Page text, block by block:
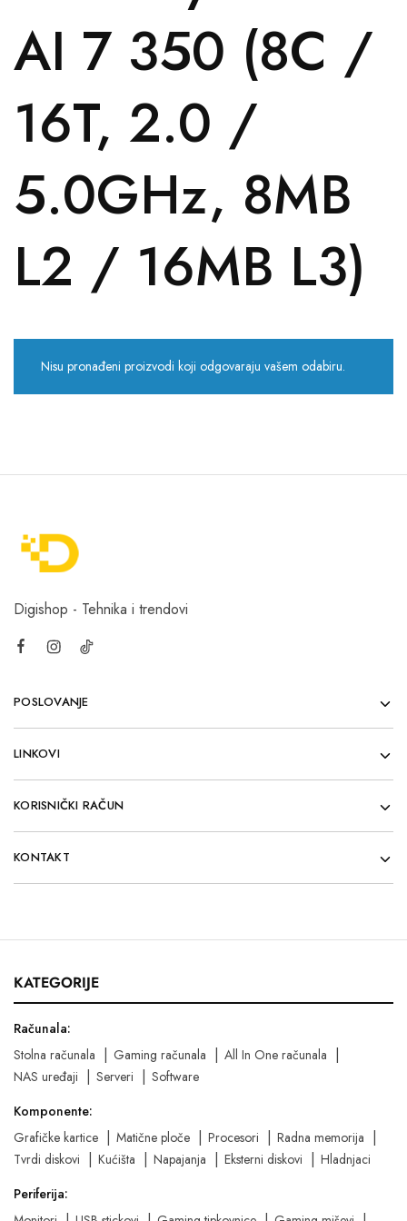
AI 7 350 (8C /
16T, 2.0 /
5.0GHz, 8MB
L2 / 16MB L3)
Nisu pronađeni proizvodi koji odgovaraju vašem odabiru.
Digishop - Tehnika i trendovi
POSLOVANJE
LINKOVI
KORISNIČKI RAČUN
KONTAKT
KATEGORIJE
Računala:
Stolna računala
Gaming računala
All In One računala
NAS uređaji
Serveri
Software
Komponente:
Grafičke kartice
Matične ploče Procesori
Radna memorija
Tvrdi diskovi
Kućišta Napajanja Eksterni diskovi
Hladnjaci
Periferija: